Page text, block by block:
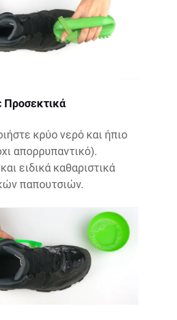
Προσεκτικά
κρύο νερό και ήπιο
απορρυπαντικό).
ειδικά καθαριστικά
παπουτσιών.